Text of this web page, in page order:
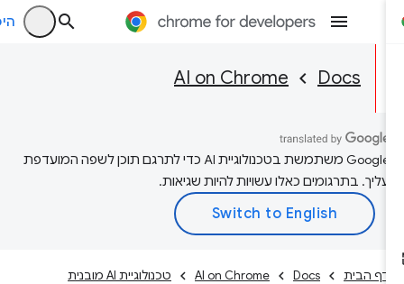
Docs
AI on Chrome
‫Google משתמשת בטכנולוגיית AI כדי לתרגם תוכן לשפה המועדפת
עליך. בתרגומים כאלו עשויות להיות שגיאות.
דף הבית Docs
AI on Chrome טכנולוגיית AI מובנית